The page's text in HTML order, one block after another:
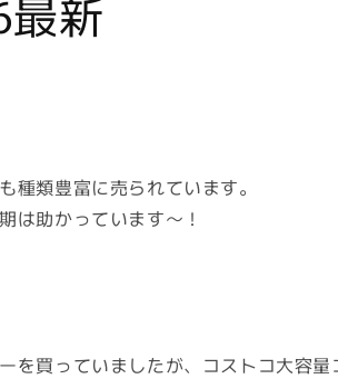
新
種類豊富に売られています。
は助かっています〜！
を買っていましたが、コストコ大容